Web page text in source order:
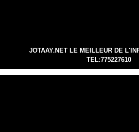
JOTAAY.NET LE MEILLEUR DE
TEL:775227610